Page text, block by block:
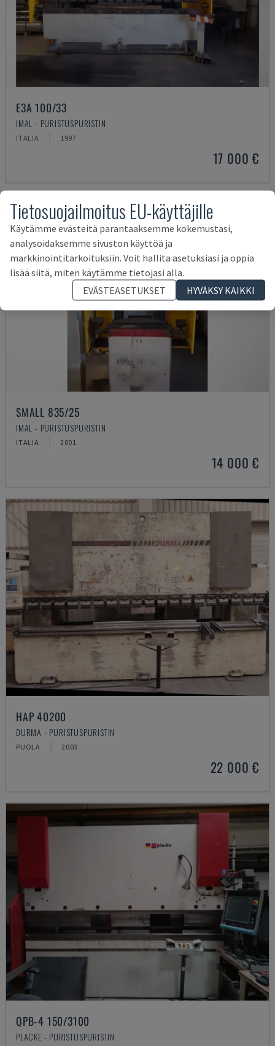
E3A 100/33
IMAL - PURISTUSPURISTIN
ITALIA 1997
17 000 €
SMALL 835/25
IMAL - PURISTUSPURISTIN
ITALIA 2001
14 000 €
HAP 40200
DURMA - PURISTUSPURISTIN
PUOLA 2003
22 000 €
QPB-4 150/3100
PLACKE - PURISTUSPURISTIN
Tietosuojailmoitus EU-käyttäjille
Käytämme evästeitä parantaaksemme kokemustasi,
analysoidaksemme sivuston käyttöä ja
markkinointitarkoituksiin. Voit hallita asetuksiasi ja oppia
lisää siitä, miten käytämme tietojasi alla.
EVÄSTEASETUKSET
HYVÄKSY KAIKKI